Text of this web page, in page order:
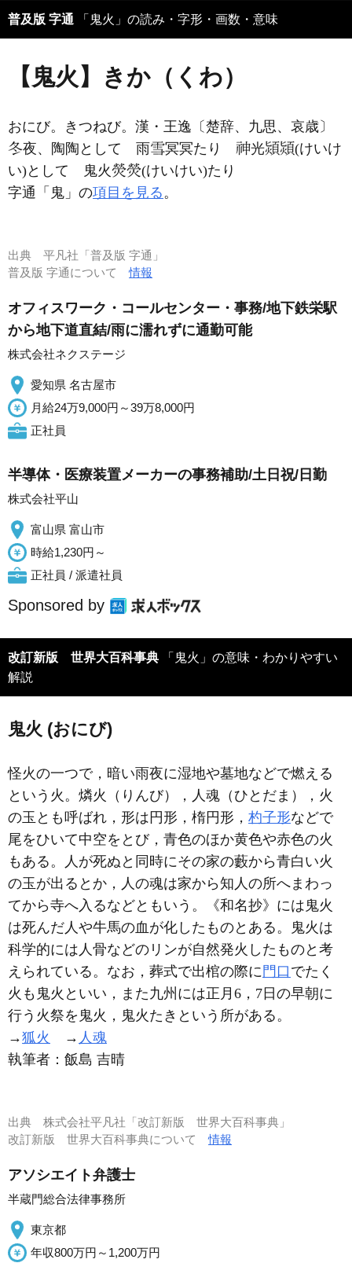
普及版 字通 「鬼火」の読み・字形・画数・意味
【鬼火】きか（くわ）
おにび。きつねび。漢・王逸〔楚辞、九思、哀歳〕
夜、陶陶として 雨
冥冥たり 光
(けいけ
い)として 鬼火
(けいけい)たり
字通「鬼」の項目を見る。
出典 平凡社「普及版 字通」
普及版 字通について情報
オフィスワーク・コールセンター・事務/地下鉄栄駅
から地下道直結/雨に濡れずに通勤可能
株式会社ネクステージ
愛知県 名古屋市
月給24万9,000円～39万8,000円
正社員
半導体・医療装置メーカーの事務補助/土日祝/日勤
株式会社平山
富山県 富山市
時給1,230円～
正社員 / 派遣社員
Sponsored by
改訂新版 世界大百科事典
解説
鬼火 (おにび)
怪火の一つで，暗い雨夜に湿地や墓地などで燃える
という火。燐火（りんび），人魂（ひとだま），火
の玉とも呼ばれ，形は円形，楕円形， 杓子形などで
尾をひいて中空をとび，青色のほか黄色や赤色の火
もある。人が死ぬと同時にその家の藪から青白い火
の玉が出るとか，人の魂は家から知人の所へまわっ
てから寺へ入るなどともいう。《和名抄》には鬼火
は死んだ人や牛馬の血が化したものとある。鬼火は
科学的には人骨などのリンが自然発火したものと考
えられている。なお，葬式で出棺の際に門口 でたく
火も鬼火といい，また九州には正月6，7日の早朝に
行う火祭を鬼火，鬼火たきという所がある。
→狐火 → 人魂
執筆者： 飯島 吉晴
出典 株式会社平凡社「改訂新版 世界大百科事典」
改訂新版 世界大百科事典について情報
アソシエイト弁護士
半蔵門総合法律事務所
東京都
年収800万円～1,200万円